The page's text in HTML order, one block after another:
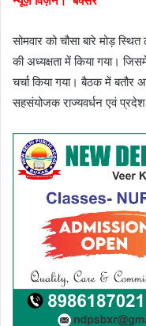
सोमवार को चौसा बारे मोड़
की अध्यक्षता में किया गया।
चर्चा किया गया। बैठक में बतौर
सहसंयोजक राज्यवर्धन एवं